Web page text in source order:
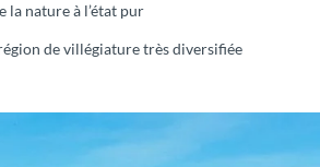
la nature à l’état pur
de villégiature très diversifiée